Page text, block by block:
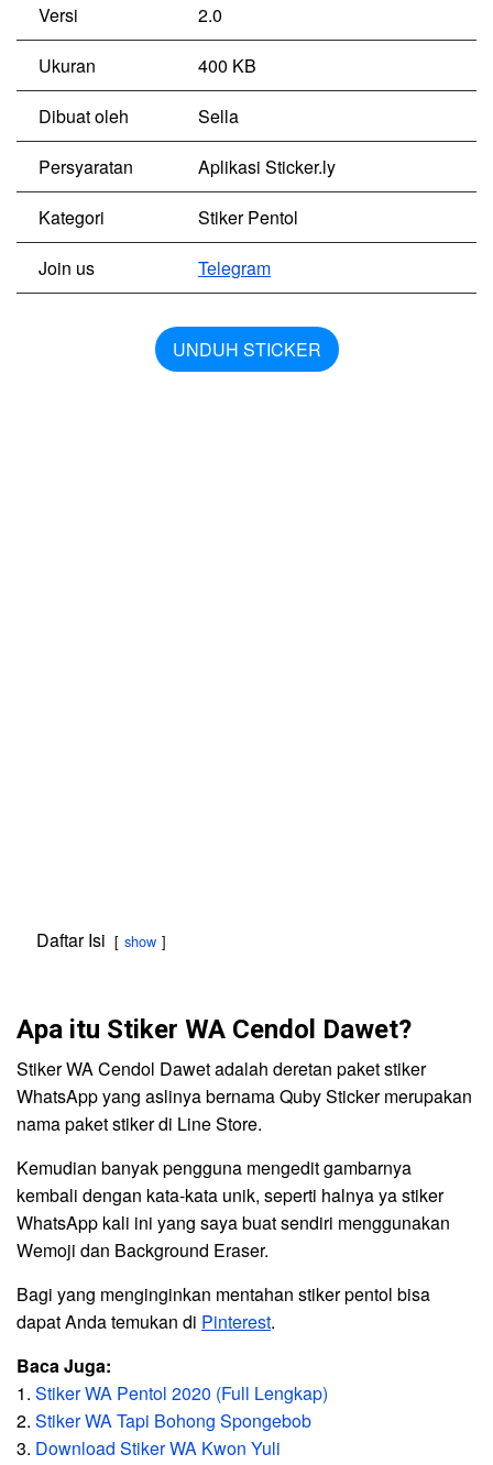
Versi
2.0
Ukuran
400 KB
Dibuat oleh
Sella
Persyaratan
Aplikasi Sticker.ly
Kategori
Stiker Pentol
Join us
Telegram
UNDUH STICKER
Daftar Isi show
Apa itu Stiker WA Cendol Dawet?
Stiker WA Cendol Dawet adalah deretan paket stiker
WhatsApp yang aslinya bernama Quby Sticker merupakan
nama paket stiker di Line Store.
Kemudian banyak pengguna mengedit gambarnya
kembali dengan kata-kata unik, seperti halnya ya stiker
WhatsApp kali ini yang saya buat sendiri menggunakan
Wemoji dan Background Eraser.
Bagi yang menginginkan mentahan stiker pentol bisa
dapat Anda temukan di Pinterest.
Baca Juga:
1. Stiker WA Pentol 2020 (Full Lengkap)
2. Stiker WA Tapi Bohong Spongebob
3. Download Stiker WA Kwon Yuli